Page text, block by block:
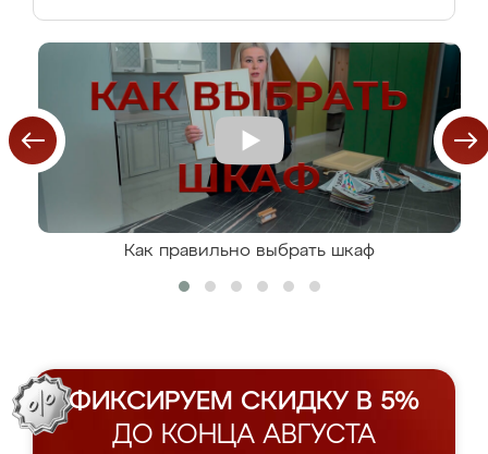
Как правильно выбрать шкаф
ФИКСИРУЕМ СКИДКУ В 5%
ДО КОНЦА АВГУСТА